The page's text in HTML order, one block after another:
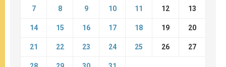
7 8 9 10 11 12 13
14 15 16 17 18 19 20
21 22 23 24 25 26 27